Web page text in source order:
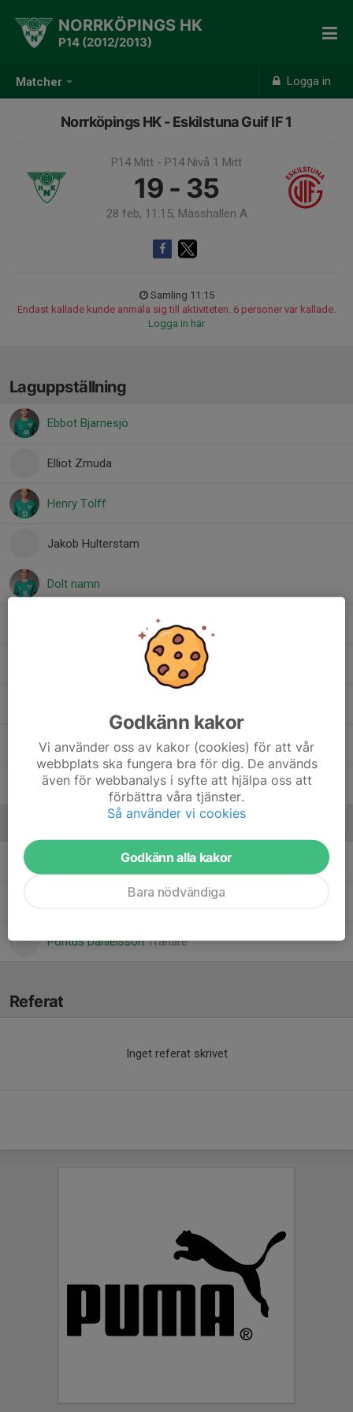
Matcher Logga in
NORRKÖPINGS HK
P14 (2012/2013)
Norrköpings HK - Eskilstuna Guif IF 1
P14 Mitt - P14 Nivå 1 Mitt
19 - 35
28 feb, 11:15, Mässhallen A
Samling 11:15
Endast kallade kunde anmäla sig till aktiviteten. 6 personer var kallade.
Logga in här
Laguppställning
Ebbot Bjarnesjö
Elliot Zmuda
Henry Tolff
Jakob Hulterstam
Dolt namn
Maximilian Söderman
Tin Maasovi
Vincent Faleström
Anders BergquistTränare
Marie BergquistTränare
Pontus DanielssonTränare
Referat
Inget referat skrivet
Godkänn kakor
Vi använder oss av kakor (cookies) för att vår
webbplats ska fungera bra för dig. De används
även för webbanalys i syfte att hjälpa oss att
förbättra våra tjänster.
Så använder vi cookies
Godkänn alla kakor
Bara nödvändiga